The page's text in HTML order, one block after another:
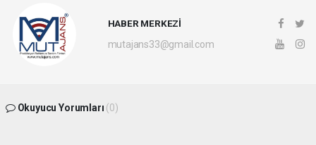
HABER MERKEZİ
mutajans33@gmail.com
Okuyucu Yorumları (0)